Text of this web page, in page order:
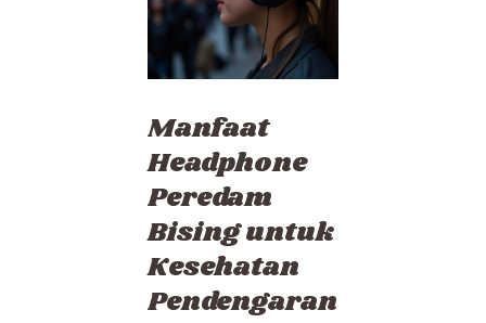
Manfaat
Headphone
Peredam
Bising untuk
Kesehatan
Pendengaran